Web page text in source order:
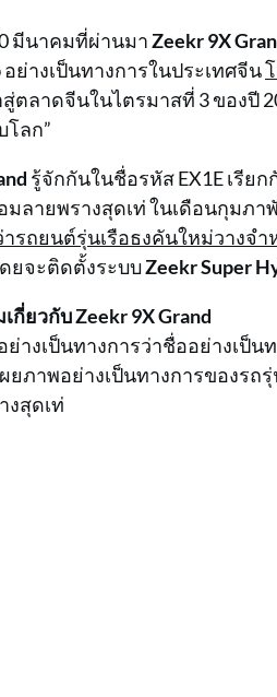
มีนาคมที่ผ่านมาZeekr 9X
อย่างเป็นทางการในประเทศจีน
ตลาดจีนในไตรมาสที่ 3 ของปี
โลก”
รู้จักกันในชื่อรหัส EX1E เรี
มลายพรางสุดเท่ ในเดือนกุมภ
รถยนต์รุ่นเรือธงคันใหม่วางจ
ยจะติดตั้งระบบZeekr Super
กี่ยวกับ Zeekr 9X Grand
างเป็นทางการว่าชื่ออย่างเป็น
ยภาพอย่างเป็นทางการของร
งสุดเท่